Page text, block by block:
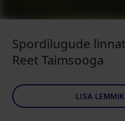
Spordilugude
Reet Taimsooga
LISA